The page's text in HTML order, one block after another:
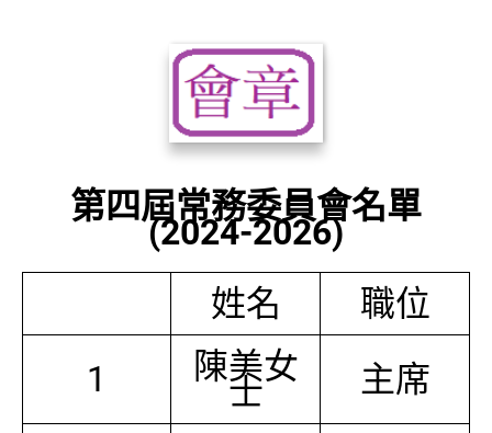
第四屆常務委員會名單
(2024-2026)
姓名
職位
1
陳美女
士 主席